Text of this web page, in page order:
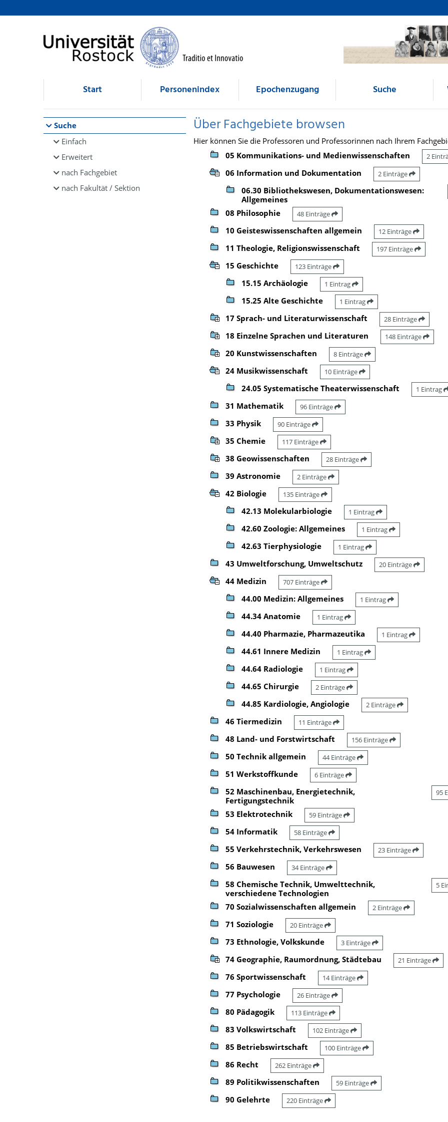
Browsen
direkt zum Inhalt
Start Personenindex Epochenzugang Suche
Suche
Einfach
Erweitert
nach Fachgebiet
nach Fakultät / Sektion
Über Fachgebiete browsen
Hier können Sie die Professoren und Professorinnen nach Ihrem
05 Kommunikations- und Medienwissenschaften
2
06 Information und Dokumentation 2 Einträge
06.30 Bibliothekswesen, Dokumentationswesen:
Allgemeines
08 Philosophie 48 Einträge
10 Geisteswissenschaften allgemein 12 Einträge
11 Theologie, Religionswissenschaft 197 Einträge
15 Geschichte 123 Einträge
15.15 Archäologie 1 Eintrag
15.25 Alte Geschichte 1 Eintrag
17 Sprach- und Literaturwissenschaft 28 Einträge
18 Einzelne Sprachen und Literaturen 148 Einträge
20 Kunstwissenschaften 8 Einträge
24 Musikwissenschaft 10 Einträge
24.05 Systematische Theaterwissenschaft 1 Eintrag
31 Mathematik 96 Einträge
33 Physik 90 Einträge
35 Chemie 117 Einträge
38 Geowissenschaften 28 Einträge
39 Astronomie 2 Einträge
42 Biologie 135 Einträge
42.13 Molekularbiologie 1 Eintrag
42.60 Zoologie: Allgemeines 1 Eintrag
42.63 Tierphysiologie 1 Eintrag
43 Umweltforschung, Umweltschutz 20 Einträge
44 Medizin 707 Einträge
44.00 Medizin: Allgemeines 1 Eintrag
44.34 Anatomie 1 Eintrag
44.40 Pharmazie, Pharmazeutika 1 Eintrag
44.61 Innere Medizin 1 Eintrag
44.64 Radiologie 1 Eintrag
44.65 Chirurgie 2 Einträge
44.85 Kardiologie, Angiologie 2 Einträge
46 Tiermedizin 11 Einträge
48 Land- und Forstwirtschaft 156 Einträge
50 Technik allgemein 44 Einträge
51 Werkstoffkunde 6 Einträge
52 Maschinenbau, Energietechnik,
Fertigungstechnik
95
53 Elektrotechnik 59 Einträge
54 Informatik 58 Einträge
55 Verkehrstechnik, Verkehrswesen 23 Einträge
56 Bauwesen 34 Einträge
58 Chemische Technik, Umwelttechnik,
verschiedene Technologien
5
70 Sozialwissenschaften allgemein 2 Einträge
71 Soziologie 20 Einträge
73 Ethnologie, Volkskunde 3 Einträge
74 Geographie, Raumordnung, Städtebau 21 Einträge
76 Sportwissenschaft 14 Einträge
77 Psychologie 26 Einträge
80 Pädagogik 113 Einträge
83 Volkswirtschaft 102 Einträge
85 Betriebswirtschaft 100 Einträge
86 Recht 262 Einträge
89 Politikwissenschaften 59 Einträge
90 Gelehrte 220 Einträge